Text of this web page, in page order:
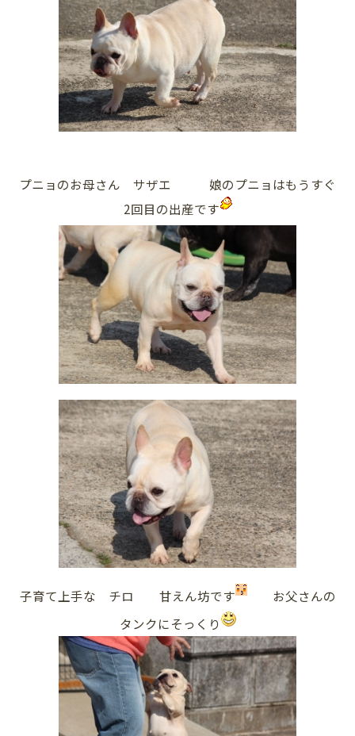
プニョのお母さん サザエ 娘のプニョはもうすぐ
2回目の出産です
子育て上手な チロ 甘えん坊です
お父さんの
タンクにそっくり